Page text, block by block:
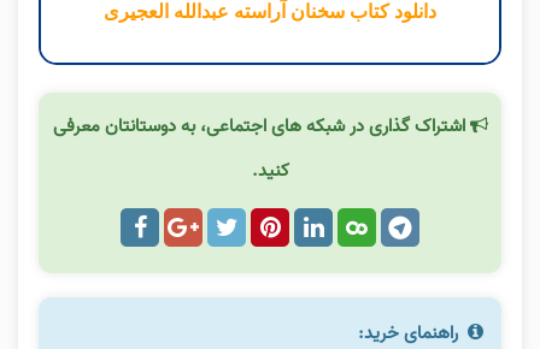
دانلود کتاب سخنان آراسته عبدالله العجیری
اشتراک گذاری در شبکه های اجتماعی، به دوستانتان معرفی
کنید.
راهنمای خرید: